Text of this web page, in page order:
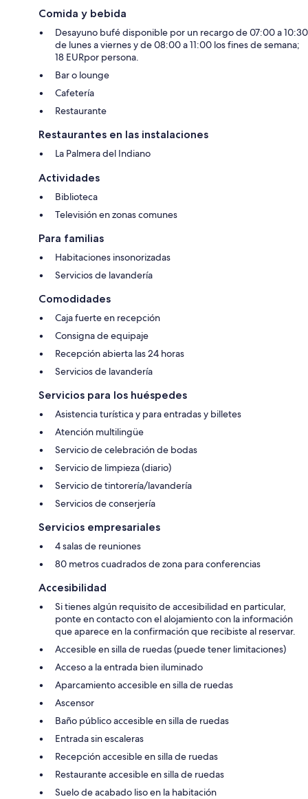
Comida y bebida
Desayuno bufé disponible por un recargo de 07:00 a 10:30
de lunes a viernes y de 08:00 a 11:00 los fines de semana;
18 EURpor persona.
Bar o lounge
Cafetería
Restaurante
Restaurantes en las instalaciones
La Palmera del Indiano
Actividades
Biblioteca
Televisión en zonas comunes
Para familias
Habitaciones insonorizadas
Servicios de lavandería
Comodidades
Caja fuerte en recepción
Consigna de equipaje
Recepción abierta las 24 horas
Servicios de lavandería
Servicios para los huéspedes
Asistencia turística y para entradas y billetes
Atención multilingüe
Servicio de celebración de bodas
Servicio de limpieza (diario)
Servicio de tintorería/lavandería
Servicios de conserjería
Servicios empresariales
4 salas de reuniones
80 metros cuadrados de zona para conferencias
Accesibilidad
Si tienes algún requisito de accesibilidad en particular,
ponte en contacto con el alojamiento con la información
que aparece en la confirmación que recibiste al reservar.
Accesible en silla de ruedas (puede tener limitaciones)
Acceso a la entrada bien iluminado
Aparcamiento accesible en silla de ruedas
Ascensor
Baño público accesible en silla de ruedas
Entrada sin escaleras
Recepción accesible en silla de ruedas
Restaurante accesible en silla de ruedas
Suelo de acabado liso en la habitación